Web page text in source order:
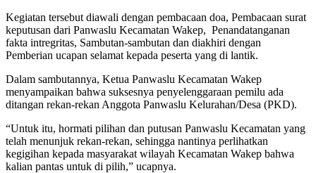
Kegiatan tersebut diawali dengan pembacaan doa, Pembacaan surat
keputusan dari Panwaslu Kecamatan Wakep, Penandatanganan
fakta intregritas, Sambutan-sambutan dan diakhiri dengan
Pemberian ucapan selamat kepada peserta yang di lantik.
Dalam sambutannya, Ketua Panwaslu Kecamatan Wakep
menyampaikan bahwa suksesnya penyelenggaraan pemilu ada
ditangan rekan-rekan Anggota Panwaslu Kelurahan/Desa (PKD).
“Untuk itu, hormati pilihan dan putusan Panwaslu Kecamatan yang
telah menunjuk rekan-rekan, sehingga nantinya perlihatkan
kegigihan kepada masyarakat wilayah Kecamatan Wakep bahwa
kalian pantas untuk di pilih,” ucapnya.